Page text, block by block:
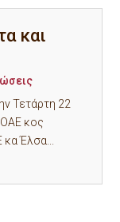
και
Τετάρτη 22
ΟΑΕ κος
Έλσα...